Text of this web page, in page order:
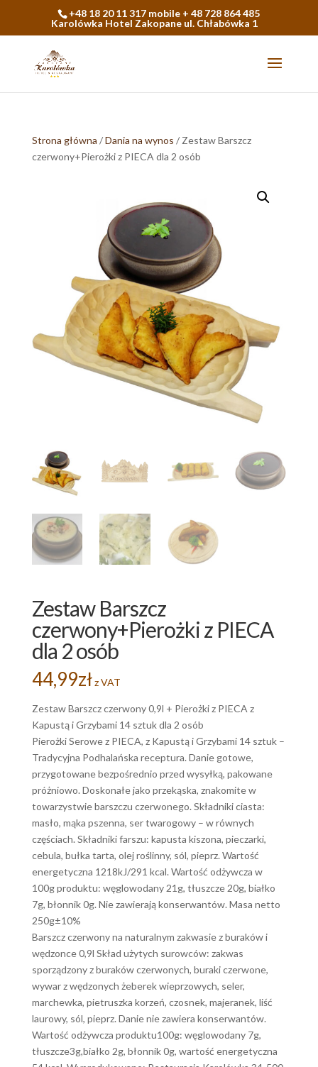
+48 18 20 11 317 mobile + 48 728 864 485
Karolówka Hotel Zakopane ul. Chłabówka 1
Strona główna /Dania na wynos / Zestaw Barszcz
czerwony+Pierożki z PIECA dla 2 osób
Zestaw Barszcz
czerwony+Pierożki z PIECA
dla 2 osób
44,99złz VAT
Zestaw Barszcz czerwony 0,9l + Pierożki z PIECA z
Kapustą i Grzybami 14 sztuk dla 2 osób
Pierożki Serowe z PIECA, z Kapustą i Grzybami 14 sztuk –
Tradycyjna Podhalańska receptura. Danie gotowe,
przygotowane bezpośrednio przed wysyłką, pakowane
próżniowo. Doskonałe jako przekąska, znakomite w
towarzystwie barszczu czerwonego. Składniki ciasta:
masło, mąka pszenna, ser twarogowy – w równych
częściach. Składniki farszu: kapusta kiszona, pieczarki,
cebula, bułka tarta, olej roślinny, sól, pieprz. Wartość
energetyczna 1218kJ/291 kcal. Wartość odżywcza w
100g produktu: węglowodany 21g, tłuszcze 20g, białko
7g, błonnik 0g. Nie zawierają konserwantów. Masa netto
250g±10%
Barszcz czerwony na naturalnym zakwasie z buraków i
wędzonce 0,9l Skład użytych surowców: zakwas
sporządzony z buraków czerwonych, buraki czerwone,
wywar z wędzonych żeberek wieprzowych, seler,
marchewka, pietruszka korzeń, czosnek, majeranek, liść
laurowy, sól, pieprz. Danie nie zawiera konserwantów.
Wartość odżywcza produktu100g: węglowodany 7g,
tłuszcze3g,białko 2g, błonnik 0g, wartość energetyczna